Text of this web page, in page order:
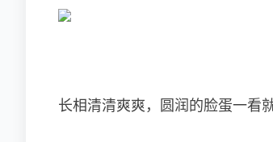
长相清清爽爽，圆润的脸蛋一看